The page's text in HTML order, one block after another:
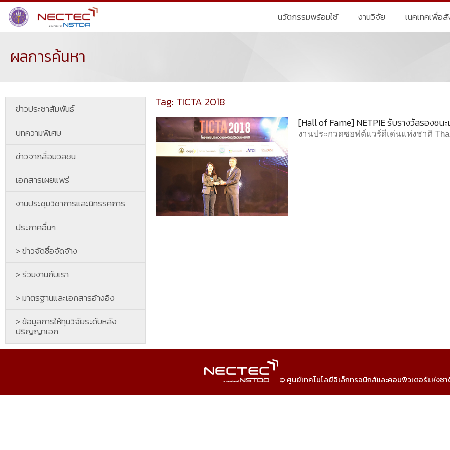
นวัตกรรมพร้อมใช้ งานวิจัย เนคเทคเพื่อ
ผลการค้นหา
ข่าวประชาสัมพันธ์
บทความพิเศษ
ข่าวจากสื่อมวลชน
เอกสารเผยแพร่
งานประชุมวิชาการและนิทรรศการ
ประกาศอื่นๆ
> ข่าวจัดซื้อจัดจ้าง
> ร่วมงานกับเรา
> มาตรฐานและเอกสารอ้างอิง
> ข้อมูลการให้ทุนวิจัยระดับหลัง
ปริญญาเอก
Tag: TICTA 2018
[Hall of Fame] NETPIE รับรางวัลรองชน
งานประกวดซอฟต์แวร์ดีเด่นแห่งชาติ
© ศูนย์เทคโนโลยีอิเล็กทรอนิกส์และคอมพิวเตอร์แห่งชา